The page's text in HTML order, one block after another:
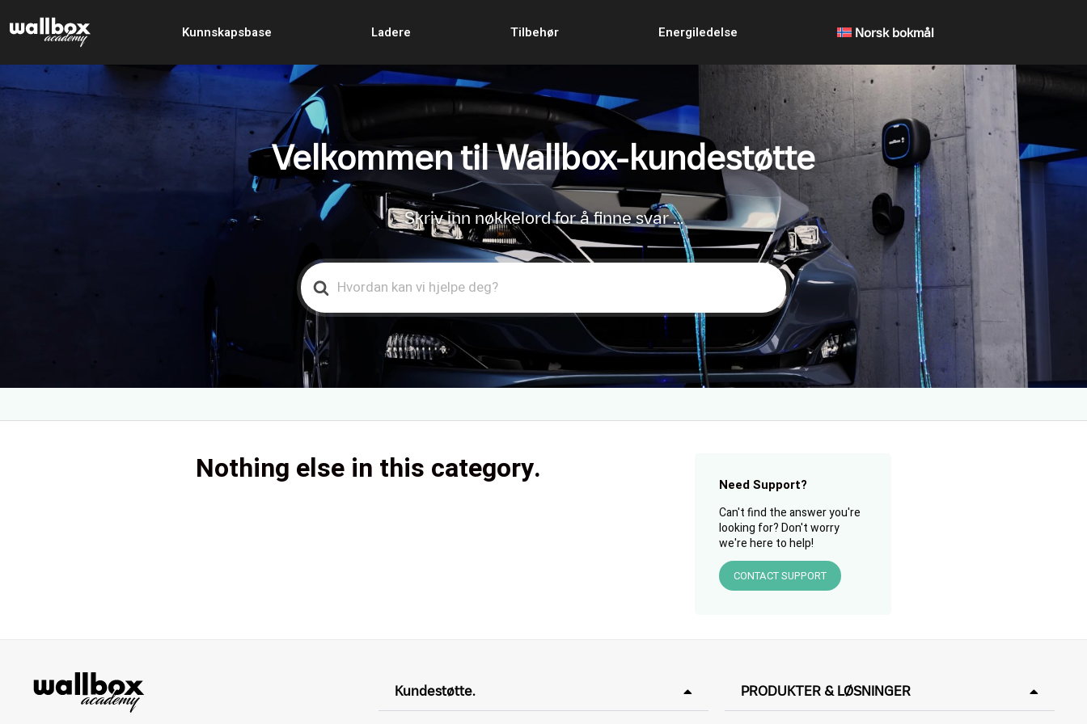
Kunnskapsbase Ladere Tilbehør Energiledelse Norsk bokmål
Velkommen til Wallbox-kundestøtte
Skriv inn nøkkelord for å finne svar …
Search
For
Nothing else in this category. Need Support?
Can't find the answer you're
looking for? Don't worry
we're here to help!
CONTACT SUPPORT
Kundestøtte. PRODUKTER & LØSNINGER